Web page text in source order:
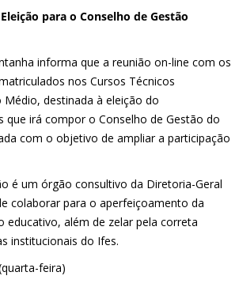
para o Conselho de Gestão
informa que a reunião on-line com os
nos Cursos Técnicos
Médio, destinada à eleição do
que irá compor o Conselho de Gestão do
com o objetivo de ampliar a participação
é um órgão consultivo da Diretoria-Geral
colaborar para o aperfeiçoamento da
educativo, além de zelar pela correta
institucionais do Ifes.
feira)